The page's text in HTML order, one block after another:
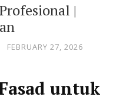
|
FEBRUARY 27, 2026
untuk